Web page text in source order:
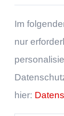
Im
nur
hier: